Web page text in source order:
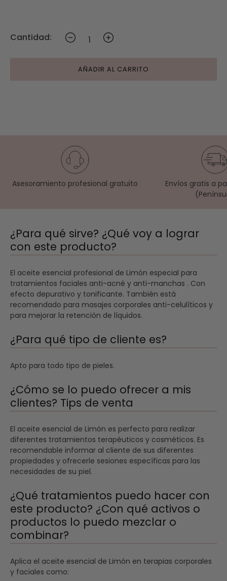
Cantidad:
AÑADIR AL CARRITO
Asesoramiento profesional gratuito
Envíos gratis a
¿Para qué sirve? ¿Qué voy a lograr
con este producto?
El aceite esencial profesional de Limón especial para
tratamientos faciales anti-acné y anti-manchas . Con
efecto depurativo y tonificante. También está
recomendado para masajes corporales anti-celulíticos y
para mejorar la retención de líquidos.
¿Para qué tipo de cliente es?
Apto para todo tipo de pieles.
¿Cómo se lo puedo ofrecer a mis
clientes? Tips de venta
El aceite esencial de Limón es perfecto para realizar
diferentes tratamientos terapéuticos y cosméticos. Es
recomendable informar al cliente de sus diferentes
propiedades y ofrecerle sesiones específicas para las
necesidades de su piel.
¿Qué tratamientos puedo hacer con
este producto? ¿Con qué activos o
productos lo puedo mezclar o
combinar?
Aplica el aceite esencial de Limón en terapias corporales
y faciales como: